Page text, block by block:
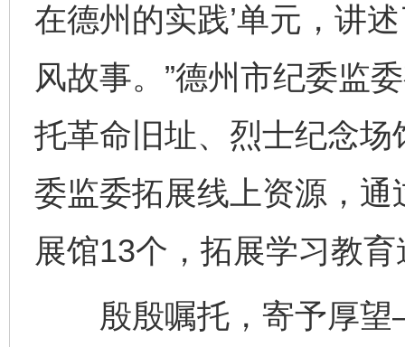
在德州的实践’单元，讲
风故事。”德州市纪委监
托革命旧址、烈士纪念
委监委拓展线上资源，
展馆13个，拓展学习教
殷殷嘱托，寄予厚